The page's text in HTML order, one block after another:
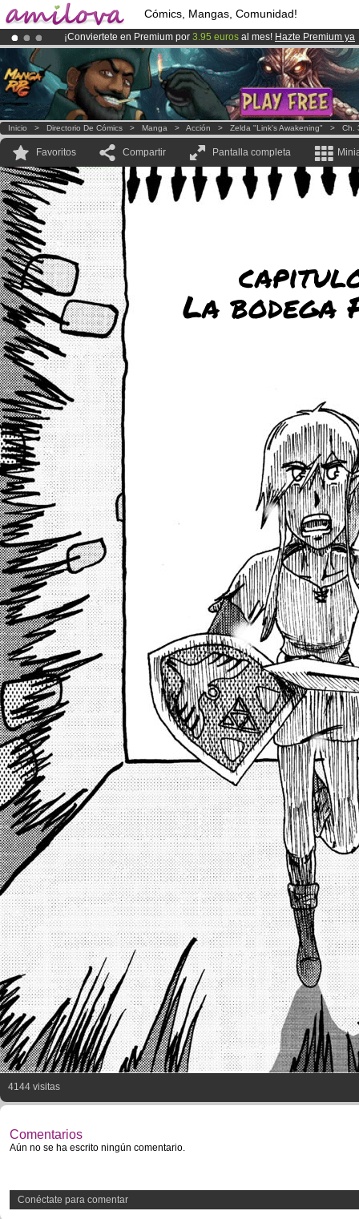
Cómics, Mangas, Comunidad!
¡Conviertete en Premium por 3.95 euros al mes! Hazte Premium ya
¡Ya tenemos 134393miembrosy 1208Cómics y Mangas!.
El Kickstarter Amilova está desormado lanzado!.
Inicio > Directorio De Cómics > Manga > Acción > Zelda "Link's Awakening" > Ch.
Favoritos Compartir Pantalla completa
La bodega
4144 visitas
Comentarios
Aún no se ha escrito ningún comentario.
Conéctate para comentar